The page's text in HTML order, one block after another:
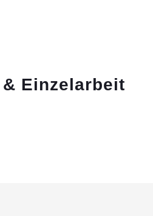
Einzelarbeit